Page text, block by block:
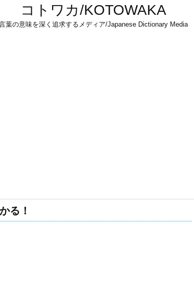
コトワカ/KOTOWAKA
葉の意味を深く追求するメディア/Japanese Dictionary Media
る！